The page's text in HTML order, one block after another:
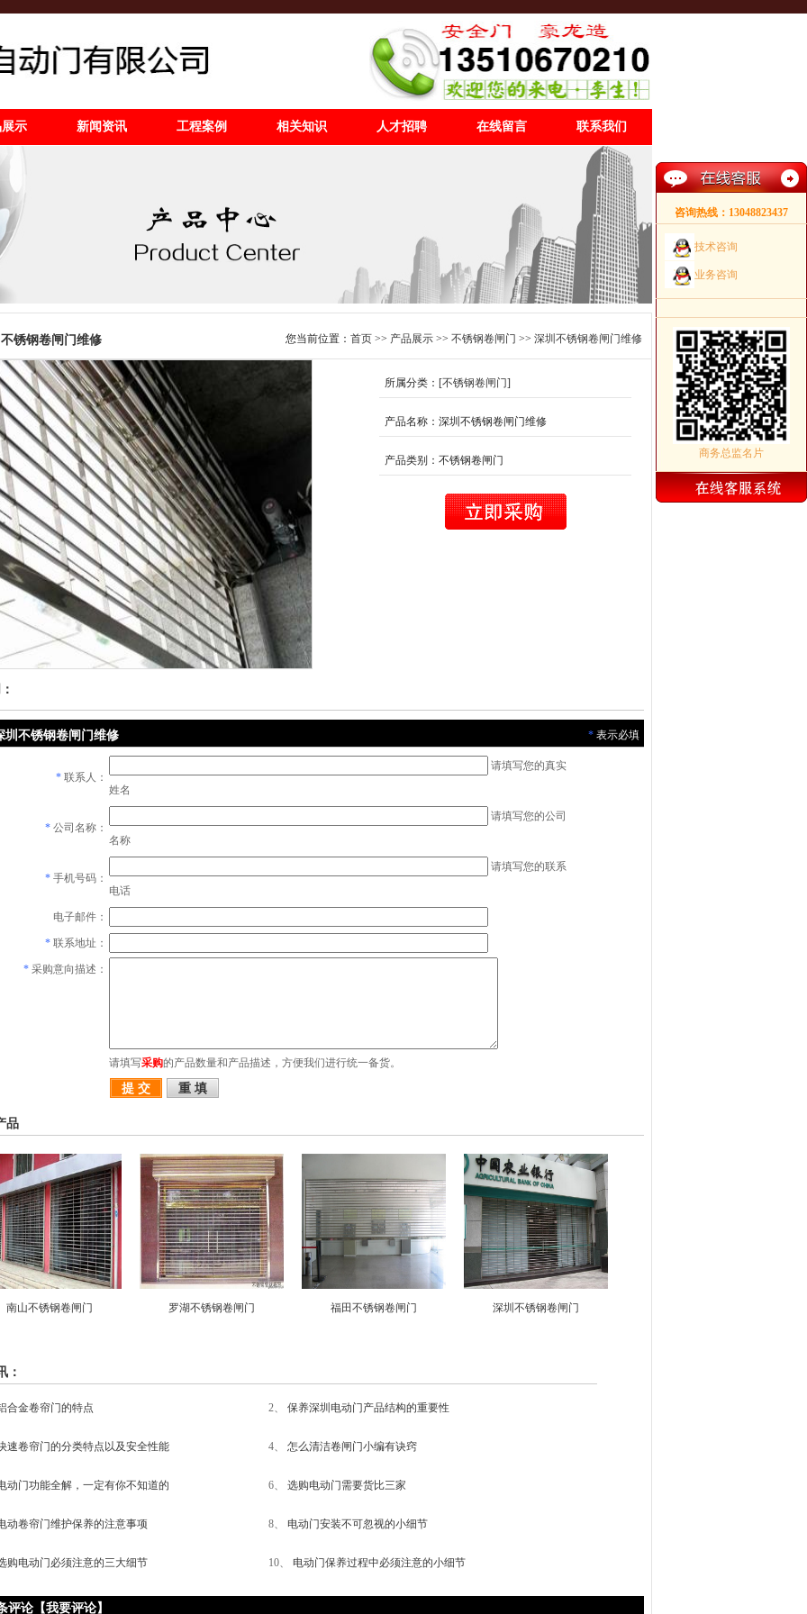
示 新闻资讯 工程案例 相关知识 人才招聘 在线留言 联系我们
锈钢卷闸门维修 您当前位置： 首页 >> 产品展示 >> 不锈钢卷闸门 >> 深圳不锈钢卷闸门维修
所属分类：[不锈钢卷闸门]
产品名称：深圳不锈钢卷闸门维修
产品类别：不锈钢卷闸门
* 表示必填
圳不锈钢卷闸门维修
* 联系人：
请填写您的真实
姓名
* 公司名称：
请填写您的公司
名称
* 手机号码：
请填写您的联系
电话
电子邮件：
* 联系地址：
* 采购意向描述：
请填写采购的产品数量和产品描述，方便我们进行统一备货。
品
南山不锈钢卷闸门 罗湖不锈钢卷闸门 福田不锈钢卷闸门 深圳不锈钢卷闸门
：
合金卷帘门的特点 2、 保养深圳电动门产品结构的重要性
速卷帘门的分类特点以及安全性能 4、 怎么清洁卷闸门小编有诀窍
动门功能全解，一定有你不知道的 6、 选购电动门需要货比三家
动卷帘门维护保养的注意事项 8、 电动门安装不可忽视的小细节
购电动门必须注意的三大细节 10、 电动门保养过程中必须注意的小细节
评论 【我要评论】
咨询热线：13048823437
技术咨询
业务咨询
商务总监名片